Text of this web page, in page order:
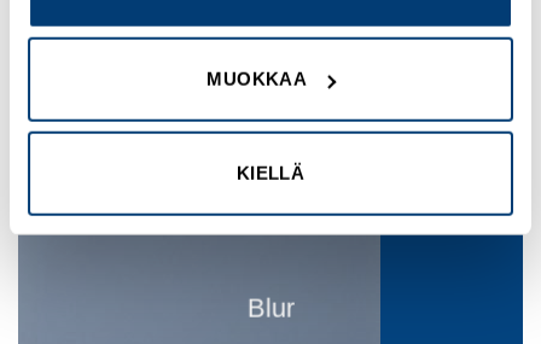
MUOKKAA
KIELLÄ
Zoom Fade
Blur